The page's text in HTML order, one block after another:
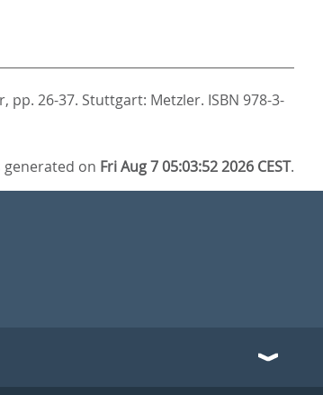
pp. 26-37. Stuttgart: Metzler. ISBN 978-3-
generated on Fri Aug 7 05:03:52 2026 CEST.